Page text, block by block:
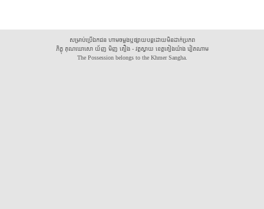
សម្រាប់ប្រើឯកជន ហាមចម្លងឬផ្សាយបន្តដោយមិនដាក់ប្រភព
ភិក្ខុ គុណឃោសោ យ័ញ មិញ គឿង - វត្តស្វាយ ខេត្តគៀងយ៉ាង វៀតណាម
The Possession belongs to the Khmer Sangha.